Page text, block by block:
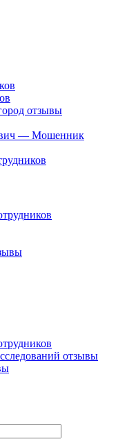
отзывы
— Мошенник
отзывы